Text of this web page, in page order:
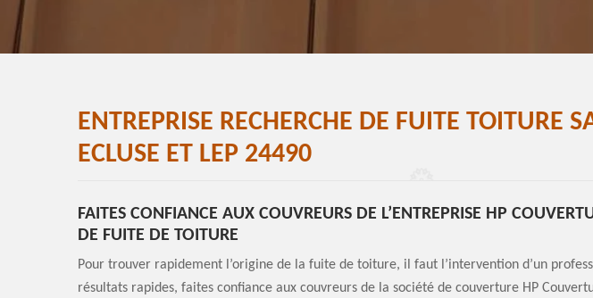
ENTREPRISE RECHERCHE DE FUITE TOITURE
ECLUSE ET LEP 24490
FAITES CONFIANCE AUX COUVREURS DE L’ENTREPRISE HP
DE FUITE DE TOITURE
Pour trouver rapidement l’origine de la fuite de toiture, il faut l’intervention d’un
résultats rapides, faites confiance aux couvreurs de la société de couverture HP